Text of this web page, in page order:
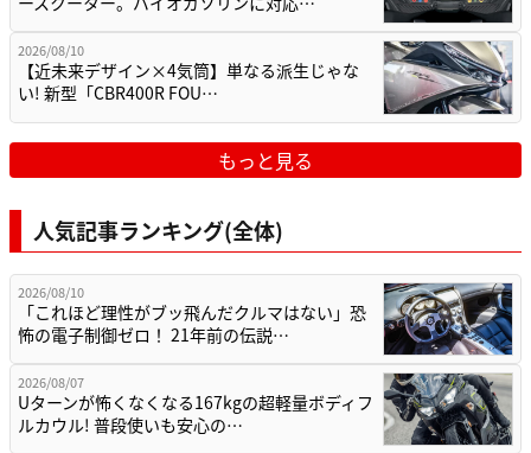
2026/08/10
【近未来デザイン×4気筒】単なる派生じゃな
い! 新型「CBR400R FOU…
もっと見る
人気記事ランキング(全体)
2026/08/10
「これほど理性がブッ飛んだクルマはない」恐
怖の電子制御ゼロ！ 21年前の伝説…
2026/08/07
Uターンが怖くなくなる167kgの超軽量ボディフ
ルカウル! 普段使いも安心の…